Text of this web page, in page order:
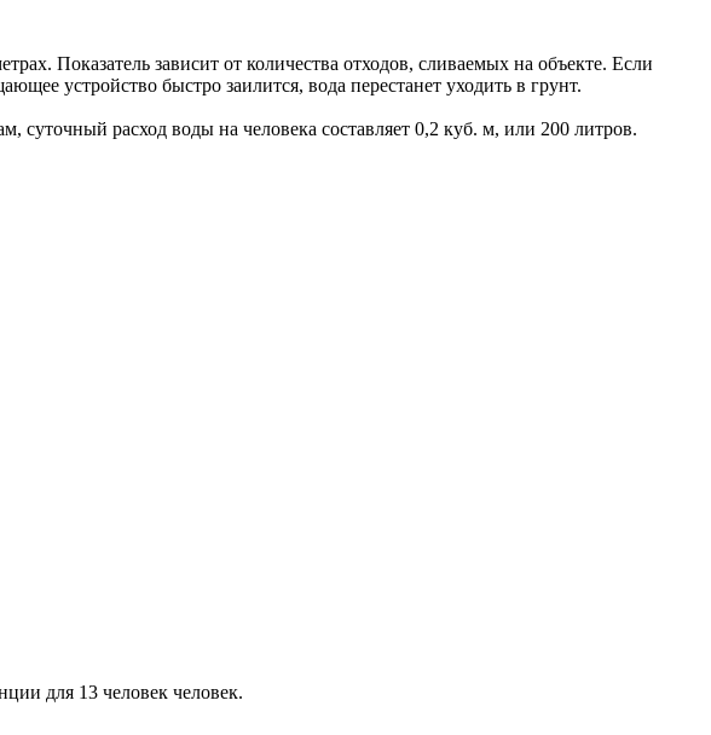
Показатель зависит от количества отходов, сливаемых на объекте. Если
устройство быстро заилится, вода перестанет уходить в грунт.
суточный расход воды на человека составляет 0,2 куб. м, или 200 литров.
для 13 человек человек.